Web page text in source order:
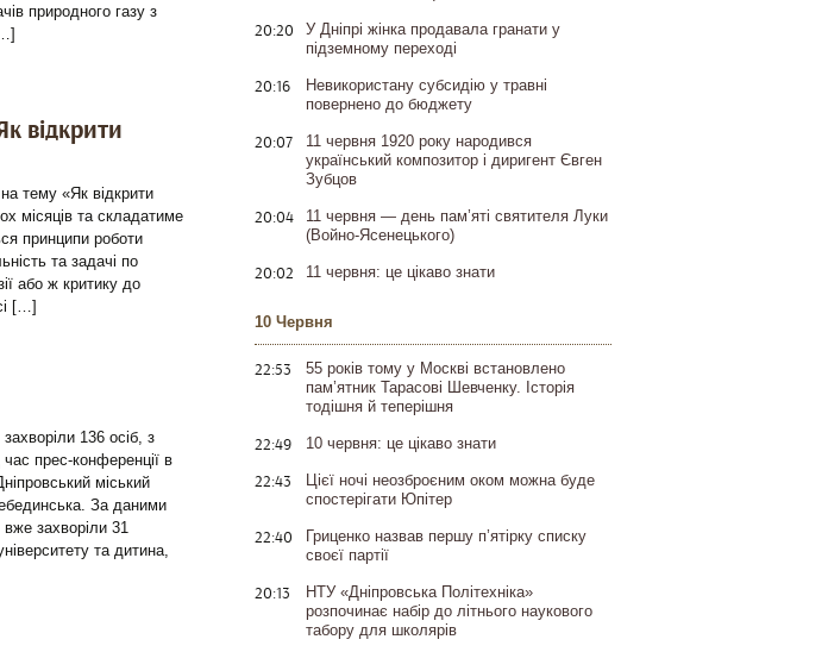
природного газу з
відкрити
на тему «Як відкрити
місяців та складатиме
принципи роботи
та задачі по
або ж критику до
[…]
136 осіб, з
прес-конференції в
міський
За даними
вже захворіли 31
та дитина,
20:20
У Дніпрі жінка продавала гранати у
підземному переході
20:16
Невикористану субсидію у травні
повернено до бюджету
20:07
11 червня 1920 року народився
український композитор і диригент Євген
Зубцов
20:04
11 червня — день пам’яті святителя Луки
(Войно-Ясенецького)
20:02 11 червня: це цікаво знати
10 Червня
22:53
55 років тому у Москві встановлено
пам’ятник Тарасові Шевченку. Історія
тодішня й теперішня
22:49 10 червня: це цікаво знати
22:43
Цієї ночі неозброєним оком можна буде
спостерігати Юпітер
22:40
Гриценко назвав першу п’ятірку списку
своєї партії
20:13
НТУ «Дніпровська Політехніка»
розпочинає набір до літнього наукового
табору для школярів